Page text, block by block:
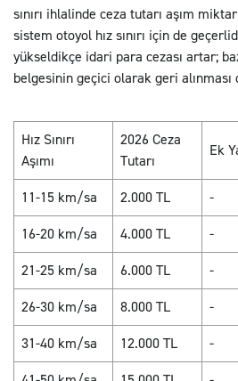
sınırı ihlalinde ceza tutarı aşım
sistem otoyol hız sınırı için de
yükseldikçe idari para cezası artar;
belgesinin geçici olarak geri
Hız Sınırı
Aşımı
2026 Ceza
Tutarı
Ek
11-15 km/sa 2.000 TL
-
16-20 km/sa
4.000 TL
-
21-25 km/sa
6.000 TL
-
26-30 km/sa
8.000 TL
-
31-40 km/sa
12.000 TL
-